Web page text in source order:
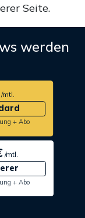
Seite.
werden
+ Abo
/mtl.
+ Abo